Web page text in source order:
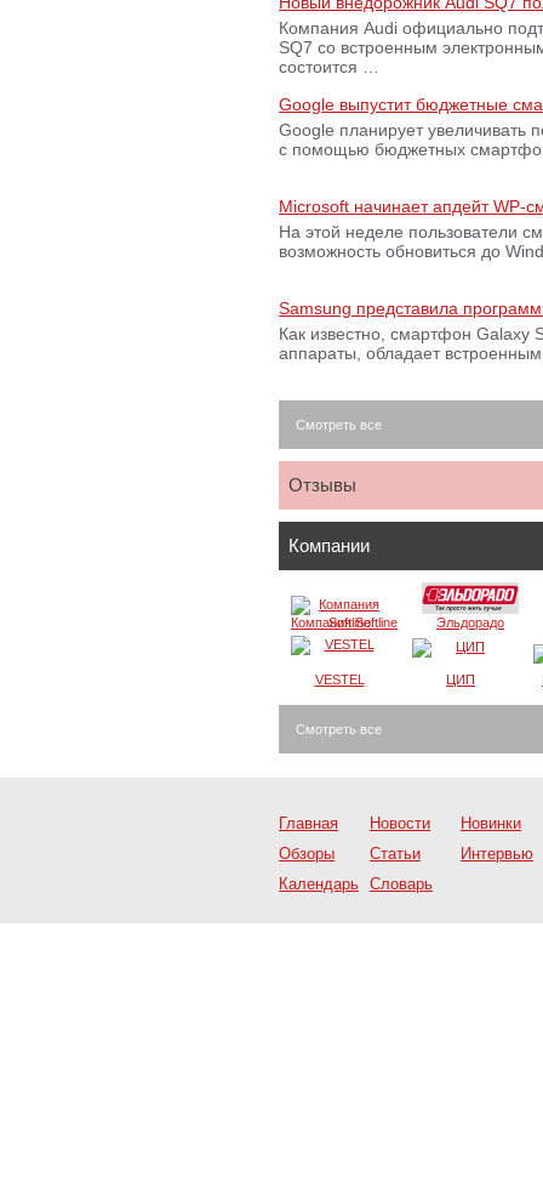
Компания Audi официально
SQ7 со встроенным
состоится …
Google выпустит бюджетные
Google планирует увеличивать
с помощью бюджетных
Microsoft начинает апдейт WP-
На этой неделе пользователи
возможность обновиться до
Samsung представила
Как известно, смартфон Galaxy
аппараты, обладает
Смотреть все
Отзывы
Компании
Компания Softline Эльдорадо
VESTEL ЦИП
Смотреть все
Главная Новости
Новинки
Обзоры
Статьи
Интервью
Календарь Словарь